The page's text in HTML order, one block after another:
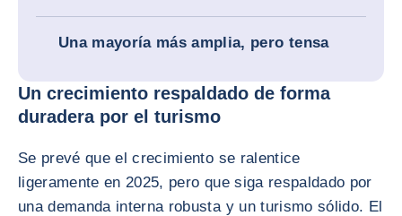
Una mayoría más amplia, pero tensa
Un crecimiento respaldado de forma
duradera por el turismo
Se prevé que el crecimiento se ralentice
ligeramente en 2025, pero que siga respaldado por
una demanda interna robusta y un turismo sólido. El